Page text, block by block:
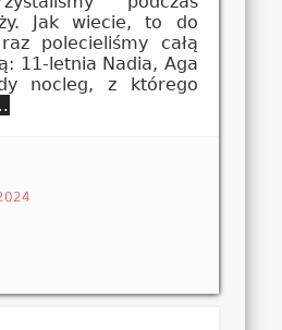
Jak wiecie, to do
polecieliśmy całą
11-letnia Nadia, Aga
nocleg, z którego